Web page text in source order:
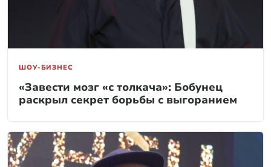
ШОУ-БИЗНЕС
«Завести мозг «с толкача»: Бобунец
раскрыл секрет борьбы с выгоранием